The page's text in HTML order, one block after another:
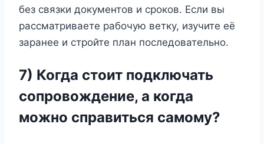
без связки документов и сроков. Если вы
рассматриваете рабочую ветку, изучите её
заранее и стройте план последовательно.
7) Когда стоит подключать
сопровождение, а когда
можно справиться самому?